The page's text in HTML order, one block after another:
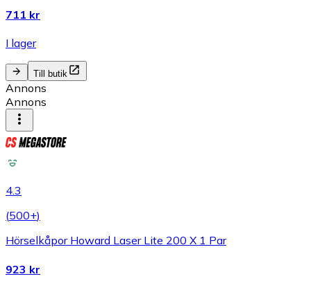
711 kr
I lager
Till butik
Annons
Annons
4.3
(500+)
Hörselkåpor Howard Laser Lite 200 X 1 Par
923 kr